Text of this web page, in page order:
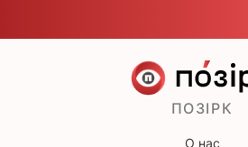
ПОЗІРК
О нас